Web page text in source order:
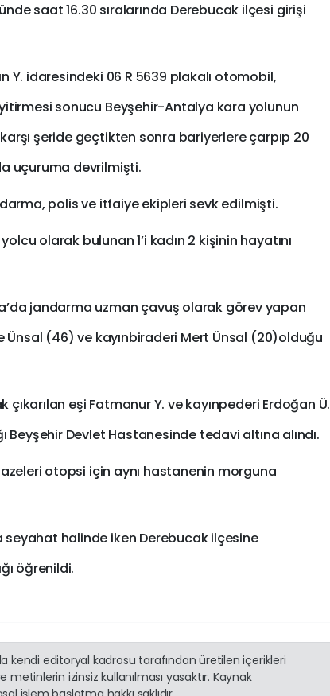
saat 16.30 sıralarında Derebucak ilçesi girişi
Y. idaresindeki 06 R 5639 plakalı otomobil,
sonucu Beyşehir-Antalya kara yolunun
şeride geçtikten sonra bariyerlere çarpıp 20
uçuruma devrilmişti.
polis ve itfaiye ekipleri sevk edilmişti.
olarak bulunan 1’i kadın 2 kişinin hayatını
jandarma uzman çavuş olarak görev yapan
Ünsal (46) ve kayınbiraderi Mert Ünsal (20)olduğu
eşi Fatmanur Y. ve kayınpederi Erdoğan Ü.
Beyşehir Devlet Hastanesinde tedavi altına alındı.
otopsi için aynı hastanenin morguna
seyahat halinde iken Derebucak ilçesine
öğrenildi.
kendi editoryal kadrosu tarafından üretilen içerikleri
izinsiz kullanılması yasaktır. Kaynak